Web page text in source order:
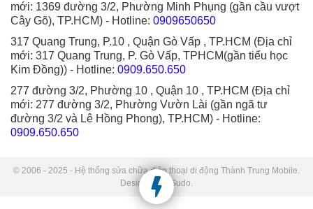
mới: 1369 đường 3/2, Phường Minh Phụng (gần cầu vượt
Cây Gõ), TP.HCM) - Hotline: 0909650650
317 Quang Trung, P.10 , Quận Gò Vấp , TP.HCM (Địa chỉ
mới: 317 Quang Trung, P. Gò Vấp, TPHCM(gần tiểu học
Kim Đồng)) - Hotline: 0909.650.650
277 đường 3/2, Phường 10 , Quận 10 , TP.HCM (Địa chỉ
mới: 277 đường 3/2, Phường Vườn Lài (gần ngã tư
đường 3/2 và Lê Hồng Phong), TP.HCM) - Hotline:
0909.650.650
© 2006 - 2025 - Hệ thống sửa chữa điện thoại di động Thành Trung Mobile.
Designed by Sudo.